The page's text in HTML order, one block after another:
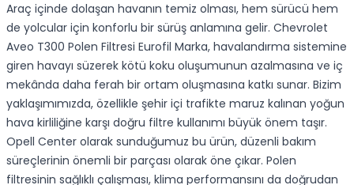
Araç içinde dolaşan havanın temiz olması, hem sürücü hem
de yolcular için konforlu bir sürüş anlamına gelir. Chevrolet
Aveo T300 Polen Filtresi Eurofil Marka, havalandırma sistemine
giren havayı süzerek kötü koku oluşumunun azalmasına ve iç
mekânda daha ferah bir ortam oluşmasına katkı sunar. Bizim
yaklaşımımızda, özellikle şehir içi trafikte maruz kalınan yoğun
hava kirliliğine karşı doğru filtre kullanımı büyük önem taşır.
Opell Center olarak sunduğumuz bu ürün, düzenli bakım
süreçlerinin önemli bir parçası olarak öne çıkar. Polen
filtresinin sağlıklı çalışması, klima performansını da doğrudan